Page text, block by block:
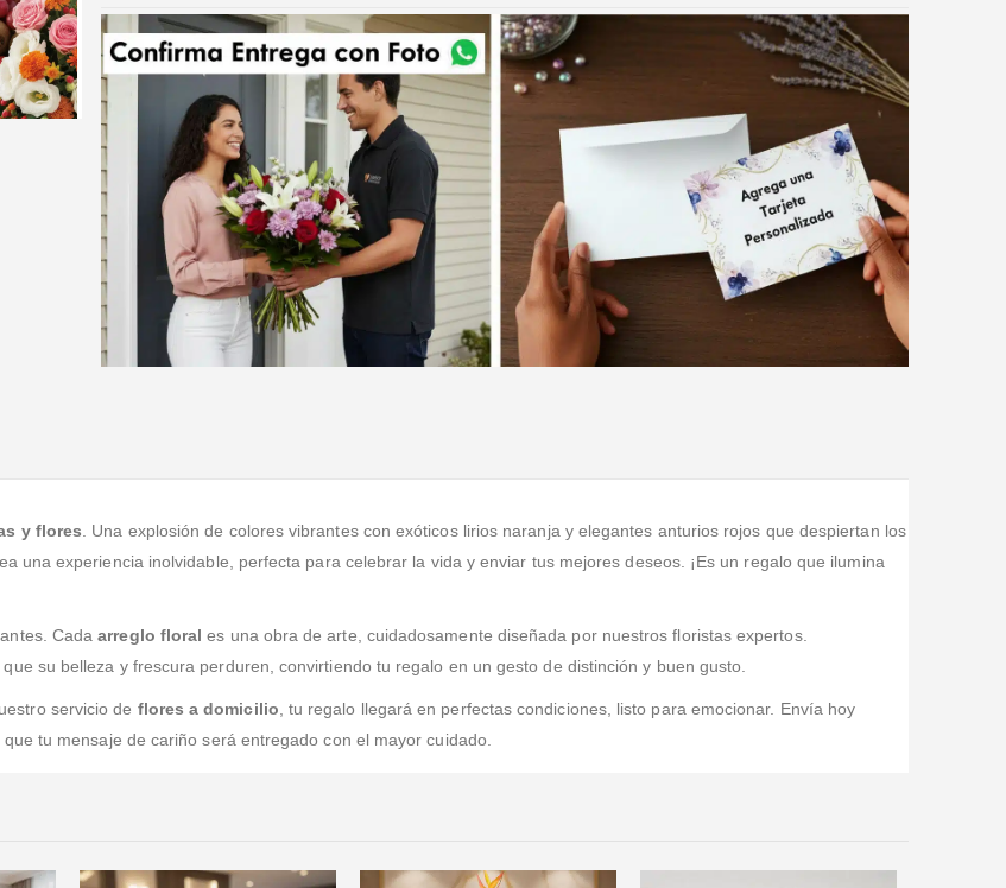
y flores. Una explosión de colores vibrantes con exóticos lirios naranja y elegantes anturios rojos que despiertan los
una experiencia inolvidable, perfecta para celebrar la vida y enviar tus mejores deseos. ¡Es un regalo que ilumina
Cadaarreglo floral es una obra de arte, cuidadosamente diseñada por nuestros floristas expertos.
su belleza y frescura perduren, convirtiendo tu regalo en un gesto de distinción y buen gusto.
servicio de flores a domicilio, tu regalo llegará en perfectas condiciones, listo para emocionar. Envía hoy
tu mensaje de cariño será entregado con el mayor cuidado.